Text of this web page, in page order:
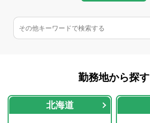
勤務地から探す
北海道